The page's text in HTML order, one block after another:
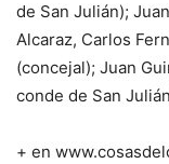
de San Julián);
Alcaraz, Carlos
(concejal); Juan
conde de San
+ en